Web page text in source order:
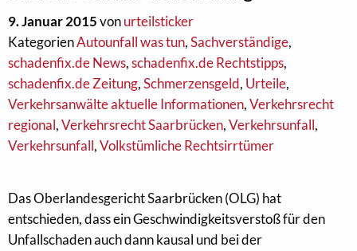
9. Januar 2015vonurteilsticker
KategorienAutounfall was tun,Sachverständige,
schadenfix.de News,schadenfix.de Rechtstipps,
schadenfix.de Zeitung,Schmerzensgeld, Urteile,
Verkehrsanwälte aktuelle Informationen,Verkehrsrecht
regional,Verkehrsrecht Saarbrücken,Verkehrsunfall,
Verkehrsunfall,Volkstümliche Rechtsirrtümer
Das Oberlandesgericht Saarbrücken (OLG) hat
entschieden, dass ein Geschwindigkeitsverstoß für den
Unfallschaden auch dann kausal und bei der